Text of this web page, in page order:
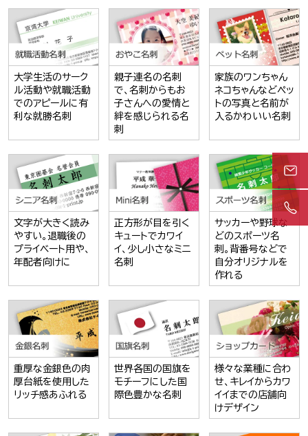
大学生活のサーク
ル活動や就職活動
でのアピールに有
利な就勝名刺
親子連名の名刺
で、名刺からもお
子さんへの愛情と
絆を感じられる名
刺
家族のワンちゃん
ネコちゃんなどペッ
トの写真と名前が
入るかわいい名刺
文字が大きく読み
やすい。退職後の
プライベート用や、
年配者向けに
正方形が目を引く
キュートでカワイ
イ、少し小さなミニ
名刺
サッカーや野球な
どのスポーツ名
刺。背番号などで
自分オリジナルを
作れる
重厚な金銀色の肉
厚台紙を使用した
リッチ感あふれる
世界各国の国旗を
モチーフにした国
際色豊かな名刺
様々な業種に合わ
せ、キレイからカワ
イイまでの店舗向
けデザイン